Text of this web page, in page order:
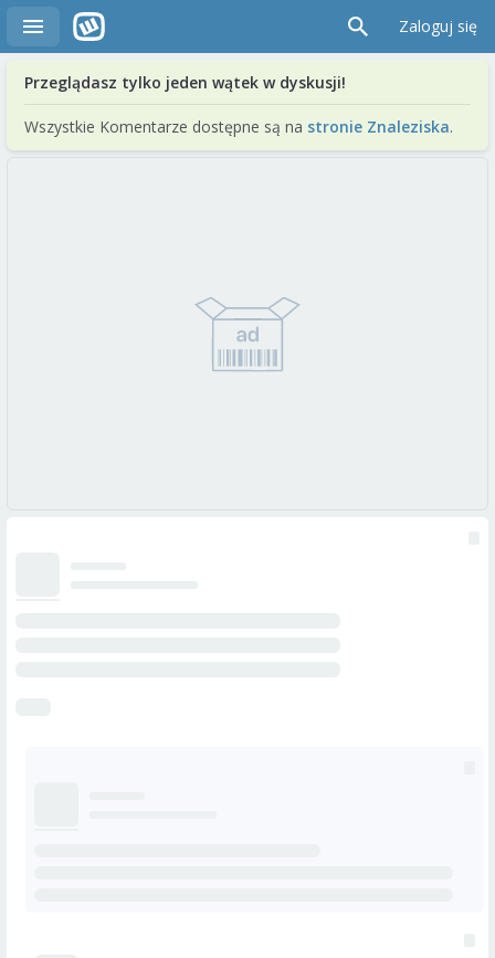
Zaloguj się
Przeglądasz tylko jeden wątek w dyskusji!
Wszystkie Komentarze dostępne są na stronie Znaleziska.